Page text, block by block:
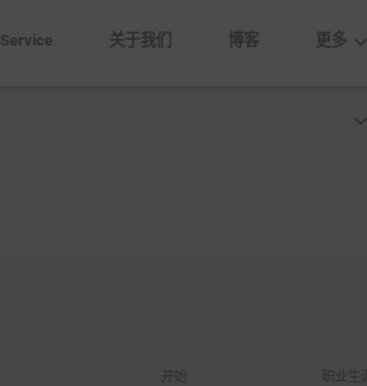
Change
Service 关于我们 博客 更多
开始
职业生涯